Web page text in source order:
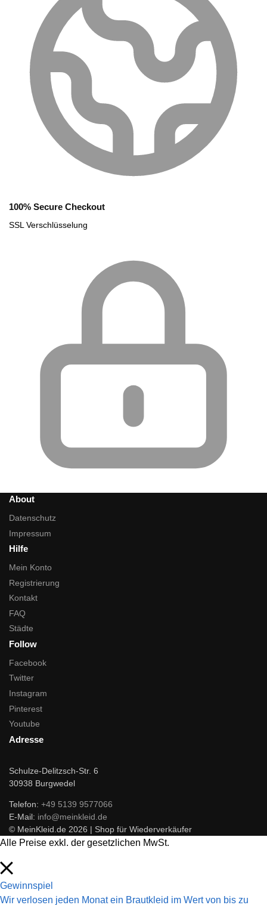
100% Secure Checkout
SSL Verschlüsselung
About
Datenschutz
Impressum
Hilfe
Mein Konto
Registrierung
Kontakt
FAQ
Städte
Follow
Facebook
Twitter
Instagram
Pinterest
Youtube
Adresse
Schulze-Delitzsch-Str. 6
30938 Burgwedel
Telefon: +49 5139 9577066
E-Mail: info@meinkleid.de
© MeinKleid.de 2026 | Shop für Wiederverkäufer
Alle Preise exkl. der gesetzlichen MwSt.
Gewinnspiel
Wir verlosen jeden Monat ein Brautkleid im Wert von bis zu